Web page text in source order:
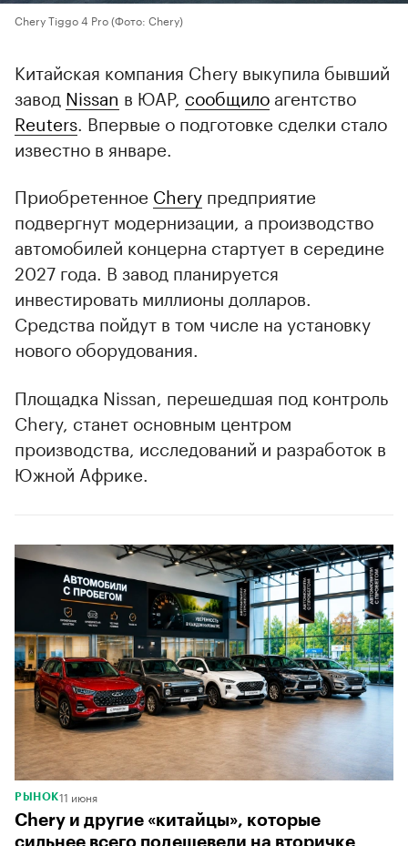
Chery Tiggo 4 Pro(Фото: Chery)
Китайская компания Chery выкупила бывший
завод Nissan в ЮАР, сообщило агентство
Reuters . Впервые о подготовке сделки стало
известно в январе.
Приобретенное Chery предприятие
подвергнут модернизации, а производство
автомобилей концерна стартует в середине
2027 года. В завод планируется
инвестировать миллионы долларов.
Средства пойдут в том числе на установку
нового оборудования.
Площадка Nissan, перешедшая под контроль
Chery, станет основным центром
производства, исследований и разработок в
Южной Африке.
РЫНОК11 июня
Chery и другие «китайцы», которые
сильнее всего подешевели на вторичке